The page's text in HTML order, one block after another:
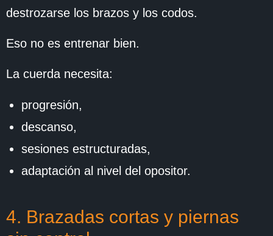
destrozarse los brazos y los codos.
Eso no es entrenar bien.
La cuerda necesita:
progresión,
descanso,
sesiones estructuradas,
adaptación al nivel del opositor.
4. Brazadas cortas y piernas